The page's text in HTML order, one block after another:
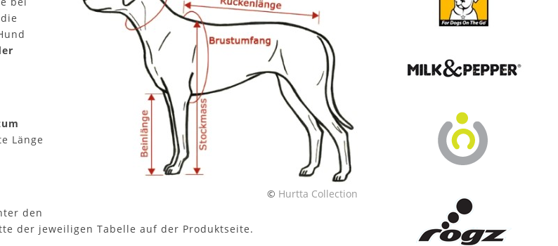
© Hurtta Collection
Länge
den
der jeweiligen Tabelle auf der Produktseite.